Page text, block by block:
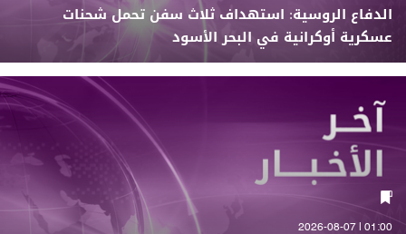
الدفاع الروسية: استهداف ثلاث سفن تحمل شحنات
عسكرية أوكرانية في البحر الأسود
01:00 | 2026-08-07